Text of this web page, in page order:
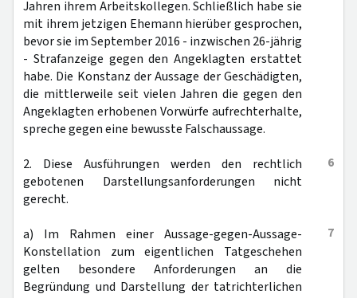
Jahren ihrem Arbeitskollegen. Schließlich habe sie
mit ihrem jetzigen Ehemann hierüber gesprochen,
bevor sie im September 2016 - inzwischen 26-jährig
- Strafanzeige gegen den Angeklagten erstattet
habe. Die Konstanz der Aussage der Geschädigten,
die mittlerweile seit vielen Jahren die gegen den
Angeklagten erhobenen Vorwürfe aufrechterhalte,
spreche gegen eine bewusste Falschaussage.
6
2. Diese Ausführungen werden den rechtlich
gebotenen Darstellungsanforderungen nicht
gerecht.
7
a) Im Rahmen einer Aussage-gegen-Aussage-
Konstellation zum eigentlichen Tatgeschehen
gelten besondere Anforderungen an die
Begründung und Darstellung der tatrichterlichen